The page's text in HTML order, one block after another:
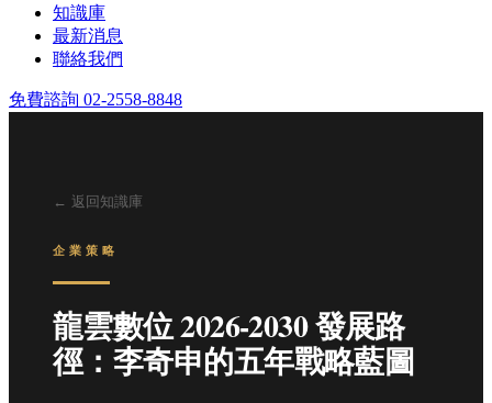
知識庫
最新消息
聯絡我們
免費諮詢 02-2558-8848
← 返回知識庫
企業策略
龍雲數位 2026-2030 發展路
徑：李奇申的五年戰略藍圖